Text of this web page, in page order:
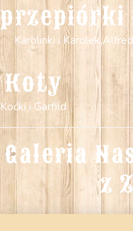
Karolinki i
Koty
Koćki i Garfild
Galeria
z